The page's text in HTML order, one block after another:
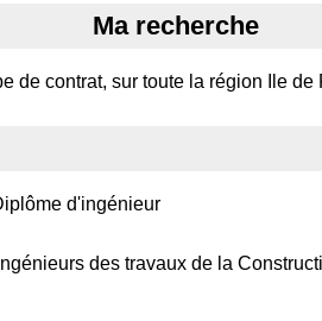
Ma recherche
de contrat, sur toute la région Ile
d'ingénieur
des travaux de la